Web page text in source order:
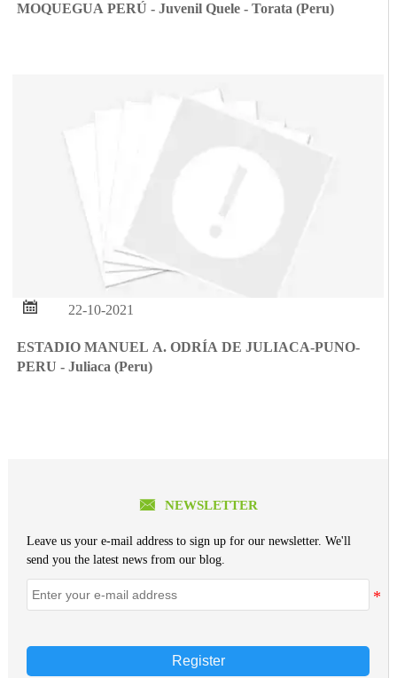
MOQUEGUA PERÚ - Juvenil Quele - Torata (Peru)
 22-10-2021
ESTADIO MANUEL A. ODRÍA DE JULIACA-PUNO-
PERU - Juliaca (Peru)
 NEWSLETTER
Leave us your e-mail address to sign up for our newsletter. We'll
send you the latest news from our blog.
Register